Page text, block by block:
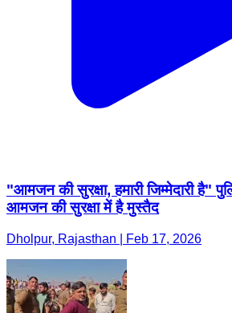
"आमजन की सुरक्षा, हमारी जिम्मेदारी है"
आमजन की सुरक्षा में है मुस्तैद
Dholpur, Rajasthan | Feb 17, 2026